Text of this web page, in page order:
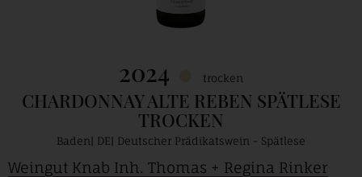
2024 trocken
CHARDONNAY ALTE REBEN SPÄTLESE
TROCKEN
Baden DE Deutscher Prädikatswein - Spätlese
Weingut Knab Inh. Thomas + Regina Rinker